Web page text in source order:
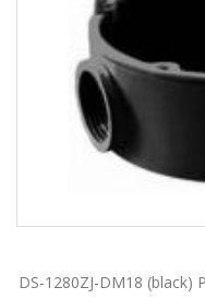
DS-1280ZJ-DM18 (black)